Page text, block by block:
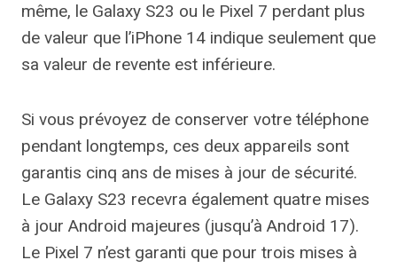
même, le Galaxy S23 ou le Pixel 7 perdant plus
de valeur que l’iPhone 14 indique seulement que
sa valeur de revente est inférieure.
Si vous prévoyez de conserver votre téléphone
pendant longtemps, ces deux appareils sont
garantis cinq ans de mises à jour de sécurité.
Le Galaxy S23 recevra également quatre mises
à jour Android majeures (jusqu’à Android 17).
Le Pixel 7 n’est garanti que pour trois mises à